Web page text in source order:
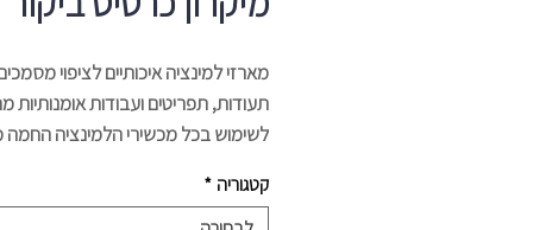
מארזי למינציה איכותיים לציפוי
תעודות, תפריטים ועבודות אומנותיות
לשימוש בכל מכשירי הלמינציה החמה
מידות: 59x83 (כרטיס ביקור)
קטגוריה *